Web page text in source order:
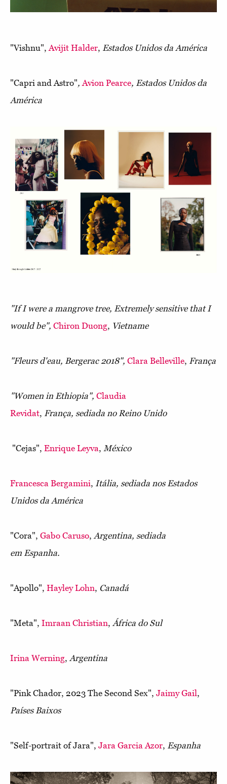
"Vishnu", Avijit Halder, Estados Unidos da América
"Capri and Astro", Avion Pearce, Estados Unidos da
América
"If I were a mangrove tree, Extremely sensitive that I
would be", Chiron Duong, Vietname
"Fleurs d'eau, Bergerac 2018", Clara Belleville, França
"Women in Ethiopia", Claudia
Revidat, França, sediada no Reino Unido
"Cejas", Enrique Leyva, México
Francesca Bergamini, Itália, sediada nos Estados
Unidos da América
"Cora", Gabo Caruso, Argentina, sediada
em Espanha.
"Apollo", Hayley Lohn, Canadá
"Meta", Imraan Christian, África do Sul
Irina Werning, Argentina
"Pink Chador, 2023 The Second Sex", Jaimy Gail,
Países Baixos
"Self-portrait of Jara", Jara Garcia Azor, Espanha